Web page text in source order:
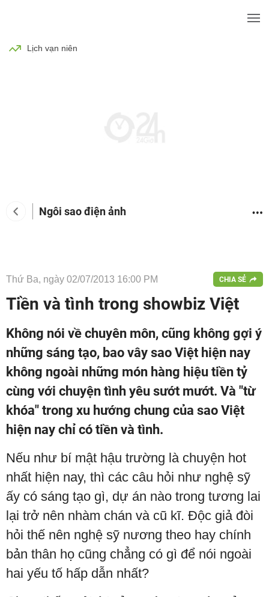
Lịch vạn niên
Ngôi sao điện ảnh
Thứ Ba, ngày 02/07/2013 16:00 PM CHIA SẺ
Tiền và tình trong showbiz Việt
Không nói về chuyên môn, cũng không gợi ý
những sáng tạo, bao vây sao Việt hiện nay
không ngoài những món hàng hiệu tiền tỷ
cùng với chuyện tình yêu sướt mướt. Và "từ
khóa" trong xu hướng chung của sao Việt
hiện nay chỉ có tiền và tình.
Nếu như bí mật hậu trường là chuyện hot
nhất hiện nay, thì các câu hỏi như nghệ sỹ
ấy có sáng tạo gì, dự án nào trong tương lai
lại trở nên nhàm chán và cũ kĩ. Độc giả đòi
hỏi thế nên nghệ sỹ nương theo hay chính
bản thân họ cũng chẳng có gì để nói ngoài
hai yếu tố hấp dẫn nhất?